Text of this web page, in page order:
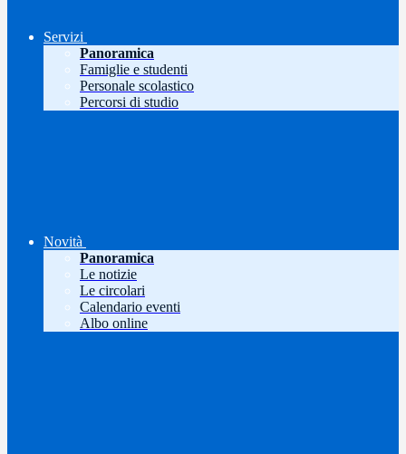
Servizi
Panoramica
Famiglie e studenti
Personale scolastico
Percorsi di studio
Novità
Panoramica
Le notizie
Le circolari
Calendario eventi
Albo online